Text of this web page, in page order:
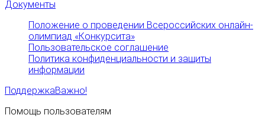
Документы
Положение о проведении Всероссийских онлайн-
олимпиад «Конкурсита»
Пользовательское соглашение
Политика конфиденциальности и защиты
информации
ПоддержкаВажно!
Помощь пользователям